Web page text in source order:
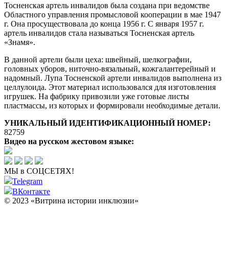
Тосненская артель инвалидов была создана при ведомстве
Областного управления промысловой кооперации в мае 1947
г. Она просуществовала до конца 1956 г. С января 1957 г.
артель инвалидов стала называться Тосненская артель
«Знамя».
В данной артели были цеха: швейный, шелкографии,
головных уборов, ниточно-вязальный, кожгалантерейный и
надомный. Лупа Тосненской артели инвалидов выполнена из
целлулоида. Этот материал использовался для изготовления
игрушек. На фабрику привозили уже готовые листы
пластмассы, из которых и формировали необходимые детали.
УНИКАЛЬНЫЙ ИДЕНТИФИКАЦИОННЫЙ НОМЕР:
82759
Видео на русском жестовом языке:
МЫ в СОЦСЕТЯХ!
Telegram
ВКонтакте
© 2023 «Витрина истории инклюзии»